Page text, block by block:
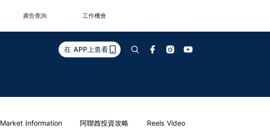
廣告查詢 工作機會
在 APP上查看
Market Information 阿聯酋投資攻略 Reels Video